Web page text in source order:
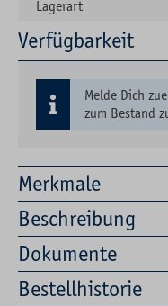
Merkmale
Beschreibung
Dokumente
Bestellhistorie
Lagerart
Verfügbarkeit
Melde Dich
zum Bestand